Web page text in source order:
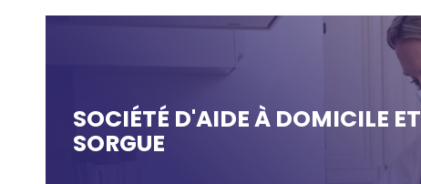
SOCIÉTÉ D'AIDE À DOMICILE
SORGUE